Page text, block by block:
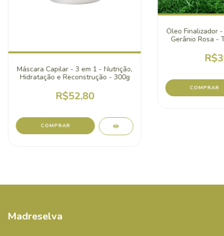
Máscara Capilar - 3 em 1 - Nutrição,
Hidratação e Reconstrução - 300g
R$52,80
Óleo Finalizador
Gerânio Rosa -
Madreselva